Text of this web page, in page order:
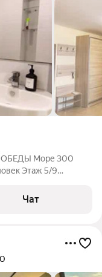
Море 300
Этаж 5/9
отдельную плату В
Чат